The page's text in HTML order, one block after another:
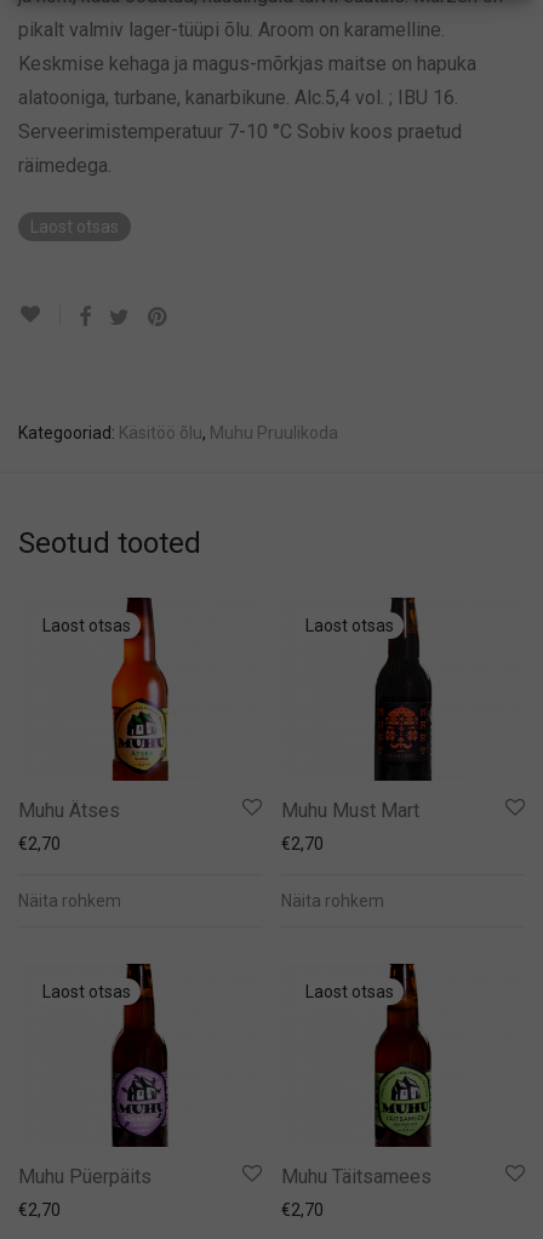
pikalt valmiv lager-tüüpi õlu. Aroom on karamelline.
Keskmise kehaga ja magus-mõrkjas maitse on hapuka
alatooniga, turbane, kanarbikune. Alc.5,4 vol. ; IBU 16.
Serveerimistemperatuur 7-10 °C Sobiv koos praetud
räimedega.
Laost otsas
Kategooriad: Käsitöö õlu, Muhu Pruulikoda
Seotud tooted
Muhu Ätses
€2,70
Näita rohkem
Muhu Must Mart
€2,70
Näita rohkem
Muhu Püerpäits
€2,70
Muhu Täitsamees
€2,70